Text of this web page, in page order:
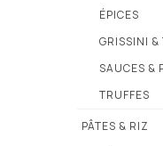
ÉPICES
GRISSINI &
SAUCES &
TRUFFES
PÂTES & RIZ